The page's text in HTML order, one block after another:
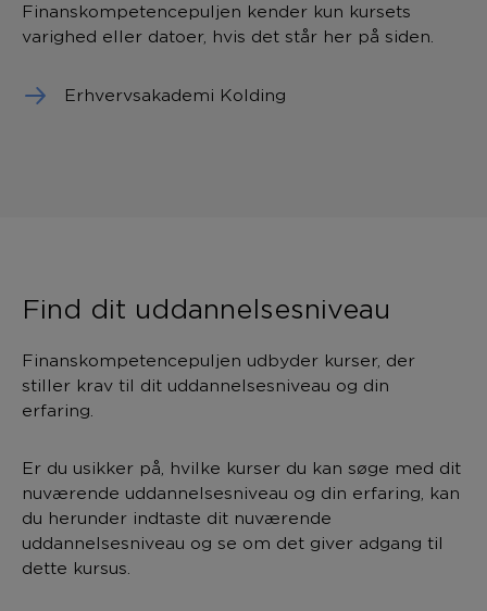
Finanskompetencepuljen kender kun kursets
varighed eller datoer, hvis det står her på siden.
Erhvervsakademi Kolding
Find dit uddannelsesniveau
Finanskompetencepuljen udbyder kurser, der
stiller krav til dit uddannelsesniveau og din
erfaring.
Er du usikker på, hvilke kurser du kan søge med dit
nuværende uddannelsesniveau og din erfaring, kan
du herunder indtaste dit nuværende
uddannelsesniveau og se om det giver adgang til
dette kursus.